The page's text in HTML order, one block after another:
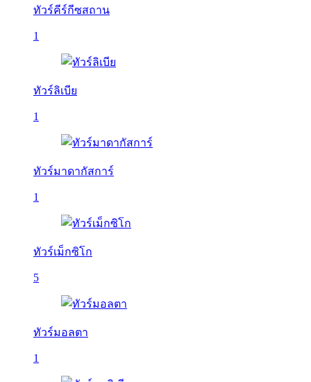
ทัวร์คีร์กีซสถาน
1
ทัวร์ลิเบีย
1
ทัวร์มาดากัสการ์
1
ทัวร์เม็กซิโก
5
ทัวร์มอลตา
1